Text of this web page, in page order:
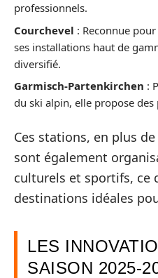
professionnels.
Courchevel : Reconnue
ses installations haut de
diversifié.
Garmisch-Partenkirchen :
du ski alpin, elle propose
Ces stations, en plus
sont également
culturels et sportifs, ce
destinations idéales
LES
SAISON 2025-